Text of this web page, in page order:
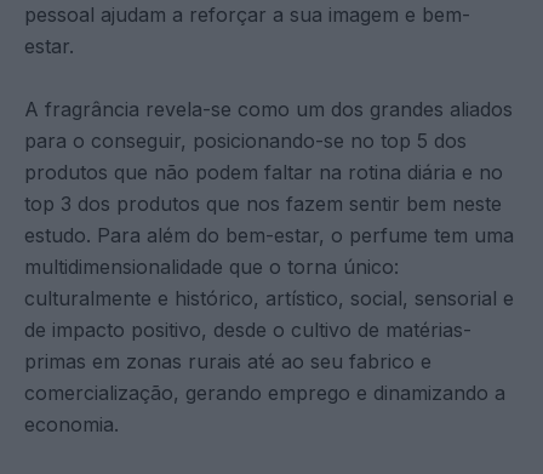
pessoal ajudam a reforçar a sua imagem e bem-
estar.
A fragrância revela-se como um dos grandes aliados
para o conseguir, posicionando-se no top 5 dos
produtos que não podem faltar na rotina diária e no
top 3 dos produtos que nos fazem sentir bem neste
estudo. Para além do bem-estar, o perfume tem uma
multidimensionalidade que o torna único:
culturalmente e histórico, artístico, social, sensorial e
de impacto positivo, desde o cultivo de matérias-
primas em zonas rurais até ao seu fabrico e
comercialização, gerando emprego e dinamizando a
economia.